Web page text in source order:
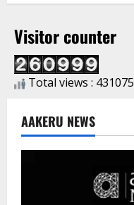
Visitor counter
Total views : 431075
AAKERU NEWS